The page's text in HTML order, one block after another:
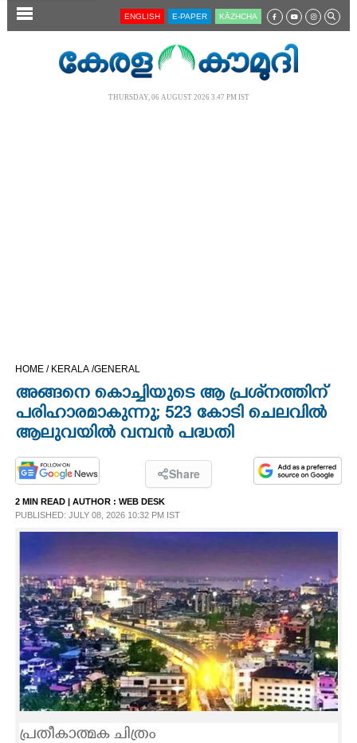
SECTIONS
CINEMA
OPINION
PHOTOS
LIFESTYLE
INFO+
ART
ASTRO
CARTOONS
ENGLISH E-PAPER KĀZHCHA
THURSDAY, 06 AUGUST 2026 3.47 PM IST
HOME / KERALA /GENERAL
അങ്ങനെ കൊച്ചിയുടെ ആ പ്രശ്‌നത്തിന്
പരിഹാരമാകുന്നു; 523 കോടി ചെലവില്‍
ആലുവയില്‍ വമ്പന്‍ പദ്ധതി
Share
2 MIN READ | AUTHOR : WEB DESK
PUBLISHED: JULY 08, 2026 10:32 PM IST
പ്രതീകാത്മക ചിത്രം